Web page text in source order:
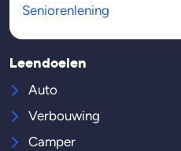
Seniorenlening
Leendoelen
Auto
Verbouwing
Camper